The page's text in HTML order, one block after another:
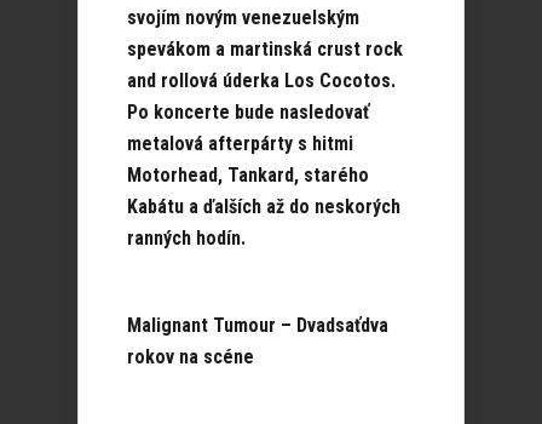
svojím novým venezuelským
spevákom a martinská crust rock
and rollová úderka Los Cocotos.
Po koncerte bude nasledovať
metalová afterpárty s hitmi
Motorhead, Tankard, starého
Kabátu a ďalších až do neskorých
ranných hodín.
Malignant Tumour – Dvadsaťdva
rokov na scéne